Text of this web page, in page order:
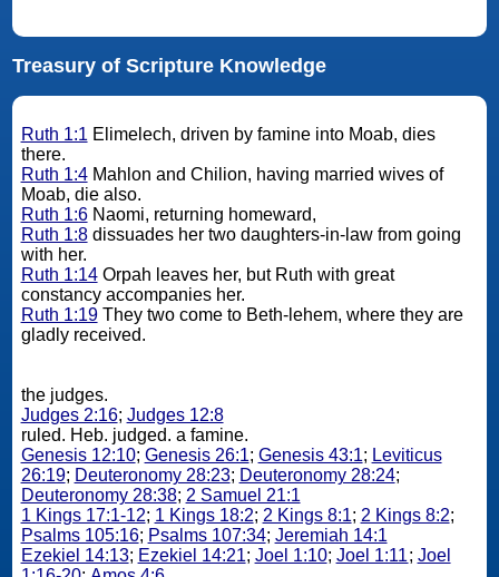
Treasury of Scripture Knowledge
Ruth 1:1 Elimelech, driven by famine into Moab, dies
there.
Ruth 1:4Mahlon and Chilion, having married wives of
Moab, die also.
Ruth 1:6Naomi, returning homeward,
Ruth 1:8dissuades her two daughters-in-law from going
with her.
Ruth 1:14Orpah leaves her, but Ruth with great
constancy accompanies her.
Ruth 1:19They two come to Beth-lehem, where they are
gladly received.
the judges.
Judges 2:16; Judges 12:8
ruled. Heb. judged. a famine.
Genesis 12:10; Genesis 26:1; Genesis 43:1; Leviticus
26:19; Deuteronomy 28:23; Deuteronomy 28:24;
Deuteronomy 28:38; 2 Samuel 21:1
1 Kings 17:1-12; 1 Kings 18:2; 2 Kings 8:1; 2 Kings 8:2;
Psalms 105:16; Psalms 107:34; Jeremiah 14:1
Ezekiel 14:13; Ezekiel 14:21; Joel 1:10; Joel 1:11; Joel